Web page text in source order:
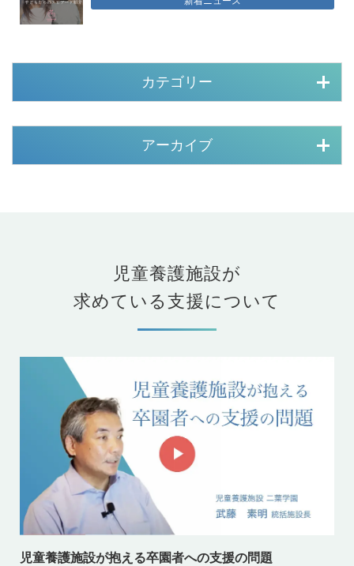
カテゴリー
アーカイブ
児童養護施設が
求めている支援について
児童養護施設が抱える卒園者への支援の問題